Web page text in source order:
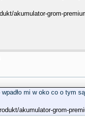
akumulator-grom-
mi w oko co o tym
akumulator-grom-